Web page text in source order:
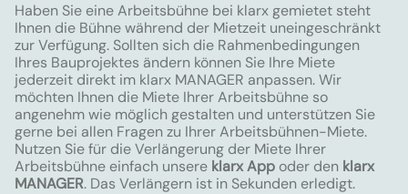
Haben Sie eine Arbeitsbühne bei klarx gemietet steht
Ihnen die Bühne während der Mietzeit uneingeschränkt
zur Verfügung. Sollten sich die Rahmenbedingungen
Ihres Bauprojektes ändern können Sie Ihre Miete
jederzeit direkt im klarx MANAGER anpassen. Wir
möchten Ihnen die Miete Ihrer Arbeitsbühne so
angenehm wie möglich gestalten und unterstützen Sie
gerne bei allen Fragen zu Ihrer Arbeitsbühnen-Miete.
Nutzen Sie für die Verlängerung der Miete Ihrer
Arbeitsbühne einfach unsere klarx App oder den klarx
MANAGER. Das Verlängern ist in Sekunden erledigt.